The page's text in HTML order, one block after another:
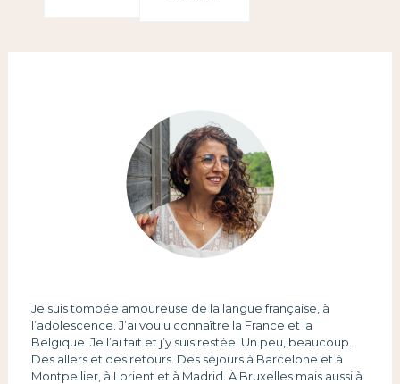
Je suis tombée amoureuse de la langue française, à
l’adolescence. J’ai voulu connaître la France et la
Belgique. Je l’ai fait et j’y suis restée. Un peu, beaucoup.
Des allers et des retours. Des séjours à Barcelone et à
Montpellier, à Lorient et à Madrid. À Bruxelles mais aussi à